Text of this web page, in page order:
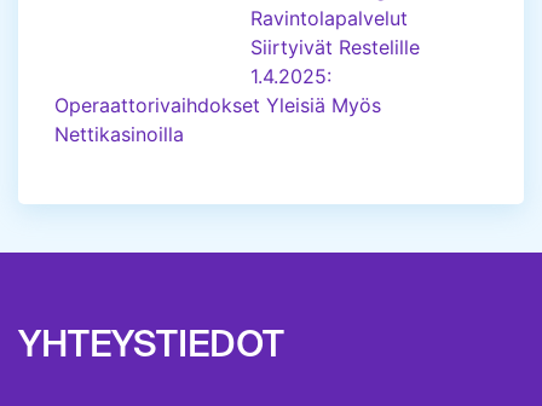
Ravintolapalvelut
Siirtyivät Restelille
1.4.2025:
Operaattorivaihdokset Yleisiä Myös
Nettikasinoilla
YHTEYSTIEDOT